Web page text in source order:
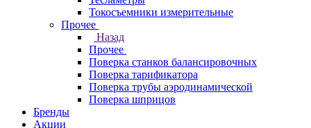
Токосъемники измерительные
Прочее
Назад
Прочее
Поверка станков балансировочных
Поверка тарификатора
Поверка трубы аэродинамической
Поверка шприцов
Бренды
Акции